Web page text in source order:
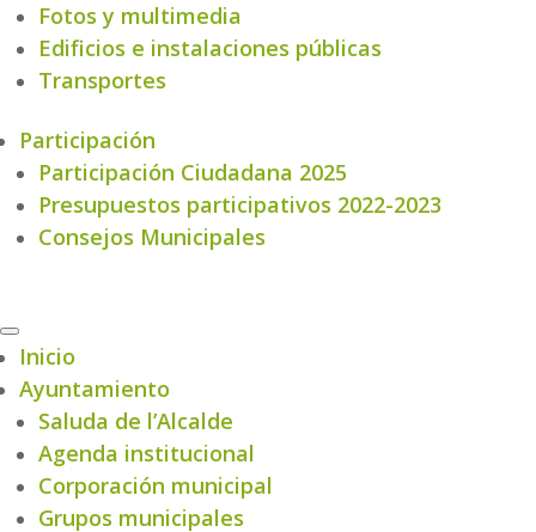
Fotos y multimedia
Edificios e instalaciones públicas
Transportes
Participación
Participación Ciudadana 2025
Presupuestos participativos 2022-2023
Consejos Municipales
Inicio
Ayuntamiento
Saluda de l’Alcalde
Agenda institucional
Corporación municipal
Grupos municipales